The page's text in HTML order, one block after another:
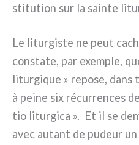
sti­tu­tion sur la sain­te
Le litur­gi­ste ne peut
con­sta­te, par exem­ple,
litur­gi­que » repo­se,
à pei­ne six récur­ren­ces
tio litur­gi­ca ». Et il se
avec autant de pudeur